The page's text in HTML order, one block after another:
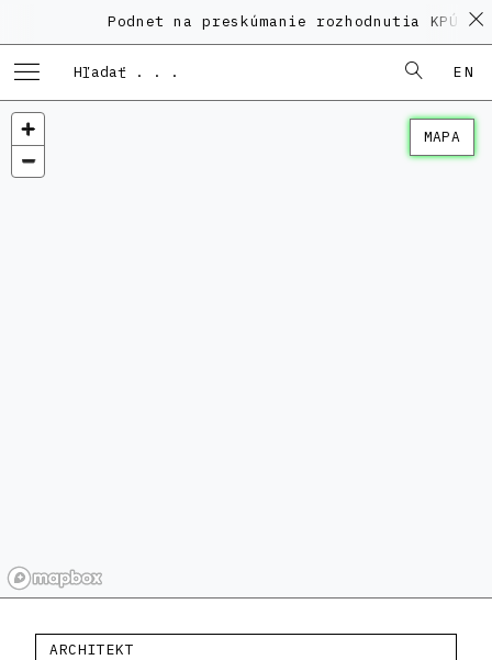
Podnet na preskúmanie rozhodnutia KPÚ
EN
MAPA
ARCHITEKT